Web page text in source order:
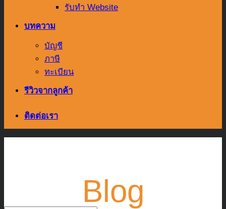
รับทำ Website
บทความ
บัญชี
ภาษี
ทะเบียน
รีวิวจากลูกค้า
ติดต่อเรา
Blog